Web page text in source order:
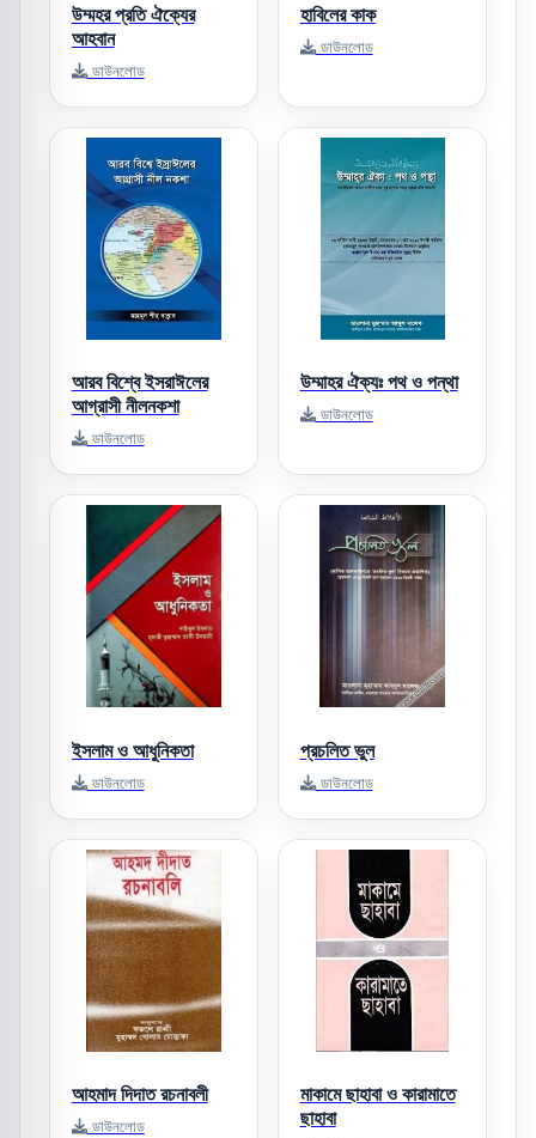
উম্মহর প্রতি ঐক্যের
আহবান
ডাউনলোড
হাবিলের কাক
ডাউনলোড
আরব বিশ্বে ইসরাঈলের
আগ্রাসী নীলনকশা
ডাউনলোড
উম্মাহর ঐক্যঃ পথ ও পন্থা
ডাউনলোড
ইসলাম ও আধুনিকতা
ডাউনলোড
প্রচলিত ভুল
ডাউনলোড
আহমাদ দিদাত রচনাবলী
ডাউনলোড
মাকামে ছাহাবা ও কারামাতে
ছাহাবা